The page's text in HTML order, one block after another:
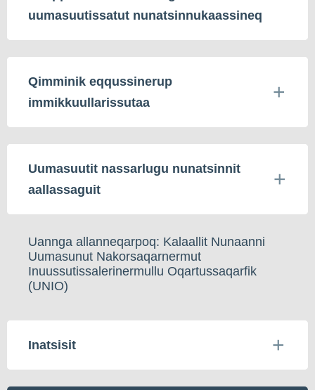
uumasuutissatut nunatsinnukaassineq
Qimminik eqqussinerup
immikkuullarissutaa
Uumasuutit nassarlugu nunatsinnit
aallassaguit
Uannga allanneqarpoq: Kalaallit Nunaanni
Uumasunut Nakorsaqarnermut
Inuussutissalerinermullu Oqartussaqarfik
(UNIO)
Inatsisit